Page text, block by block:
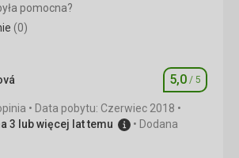
4,0/ 5
4,0
pomocna?
(0)
Ocena
5,0 / 5
Data pobytu: Czerwiec 2018
3 lub więcej lat temu
Dodana